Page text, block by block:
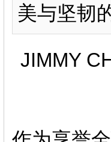
美与坚韧
JIMMY